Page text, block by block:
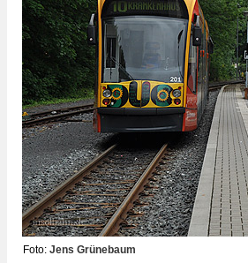
Foto: Jens Grünebaum